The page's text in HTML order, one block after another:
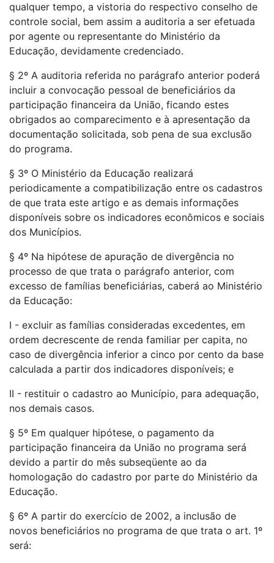
qualquer tempo, a vistoria do respectivo conselho de
controle social, bem assim a auditoria a ser efetuada
por agente ou representante do Ministério da
Educação, devidamente credenciado.
§ 2º A auditoria referida no parágrafo anterior poderá
incluir a convocação pessoal de beneficiários da
participação financeira da União, ficando estes
obrigados ao comparecimento e à apresentação da
documentação solicitada, sob pena de sua exclusão
do programa.
§ 3º O Ministério da Educação realizará
periodicamente a compatibilização entre os cadastros
de que trata este artigo e as demais informações
disponíveis sobre os indicadores econômicos e sociais
dos Municípios.
§ 4º Na hipótese de apuração de divergência no
processo de que trata o parágrafo anterior, com
excesso de famílias beneficiárias, caberá ao Ministério
da Educação:
I - excluir as famílias consideradas excedentes, em
ordem decrescente de renda familiar per capita, no
caso de divergência inferior a cinco por cento da base
calculada a partir dos indicadores disponíveis; e
II - restituir o cadastro ao Município, para adequação,
nos demais casos.
§ 5º Em qualquer hipótese, o pagamento da
participação financeira da União no programa será
devido a partir do mês subseqüente ao da
homologação do cadastro por parte do Ministério da
Educação.
§ 6º A partir do exercício de 2002, a inclusão de
novos beneficiários no programa de que trata o art. 1º
será: